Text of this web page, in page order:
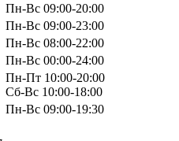
Пн-Вс 09:00-20:00
Пн-Вс 09:00-23:00
Пн-Вс 08:00-22:00
Пн-Вс 00:00-24:00
Пн-Пт 10:00-20:00
Сб-Вс 10:00-18:00
Пн-Вс 09:00-19:30